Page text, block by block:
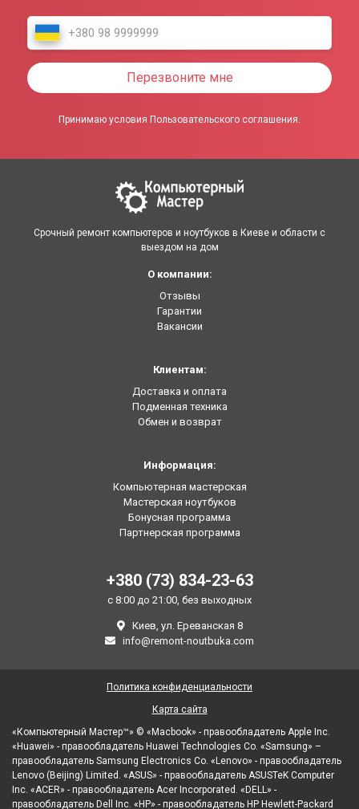
Перезвоните мне
Принимаю условия Пользовательского соглашения.
Срочный ремонт компьютеров и ноутбуков в Киеве и области с
выездом на дом
О компании:
Отзывы
Гарантии
Вакансии
Клиентам:
Доставка и оплата
Подменная техника
Обмен и возврат
Информация:
Компьютерная мастерская
Мастерская ноутбуков
Бонусная программа
Партнерская программа
+380 (73) 834-23-63
с 8:00 до 21:00, без выходных
Киев, ул. Ереванская 8
info@remont-noutbuka.com
«Компьютерный Мастер™» © «Macbook» - правообладатель Apple Inc.
«Huawei» - правообладатель Huawei Technologies Co. «Samsung» –
правообладатель Samsung Electronics Co. «Lenovo» - правообладатель
Lenovo (Beijing) Limited. «ASUS» - правообладатель ASUSTeK Computer
Inc. «ACER» - правообладатель Acer Incorporated. «DELL» -
правообладатель Dell Inc. «HP» - правообладатель HP Hewlett-Packard
Политика конфиденциальности
Карта сайта